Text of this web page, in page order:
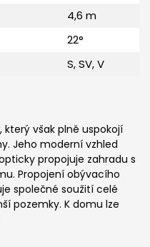
4,6 m
22°
S, SV, V
však plně uspokojí
Jeho moderní vzhled
propojuje zahradu s
Propojení obývacího
společné soužití celé
pozemky. K domu lze